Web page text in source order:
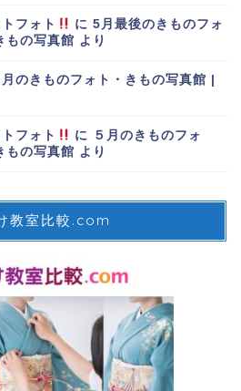
フォト に5月最後のきものフォ
もの写真館 より
月のきものフォト・きもの写真館 |
フォト に ５月のきものフォ
もの写真館 より
教室比較.com